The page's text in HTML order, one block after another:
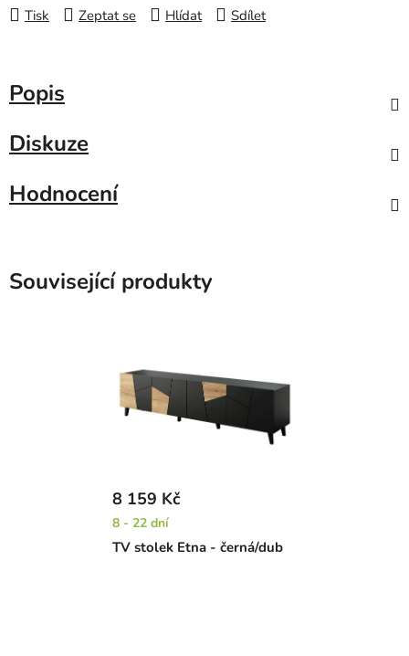
Tisk Zeptat se Hlídat Sdílet
Popis
Diskuze
Hodnocení
Související produkty
TV stolek Etna - černá/dub
8 159 Kč
8 - 22 dní